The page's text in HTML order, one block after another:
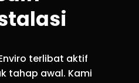
terlibat aktif
tahap awal. Kami